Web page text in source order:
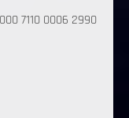
7110 0006 2990